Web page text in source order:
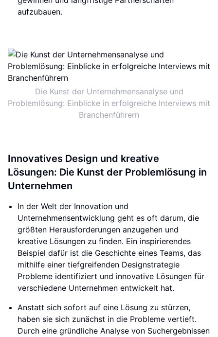
aufzubauen.
Die Kunst der Unternehmensanalyse und
Problemlösung: Einblicke in erfolgreiche Interviews mit
Branchenführern
Innovatives Design und kreative
Lösungen: Die Kunst der Problemlösung in
Unternehmen
In der Welt der Innovation und
Unternehmensentwicklung geht es oft darum, die
größten Herausforderungen anzugehen und
kreative Lösungen zu finden. Ein inspirierendes
Beispiel dafür ist die Geschichte eines Teams, das
mithilfe einer tiefgreifenden Designstrategie
Probleme identifiziert und innovative Lösungen für
verschiedene Unternehmen entwickelt hat.
Anstatt sich sofort auf eine Lösung zu stürzen,
haben sie sich zunächst in die Probleme vertieft.
Durch eine gründliche Analyse von Suchergebnissen